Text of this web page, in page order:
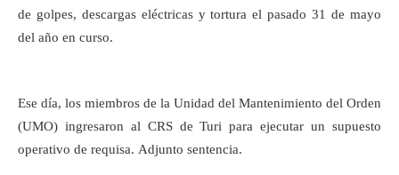
de golpes, descargas eléctricas y tortura el pasado 31 de mayo
del año en curso.
Ese día, los miembros de la Unidad del Mantenimiento del Orden
(UMO) ingresaron al CRS de Turi para ejecutar un supuesto
operativo de requisa. Adjunto sentencia.